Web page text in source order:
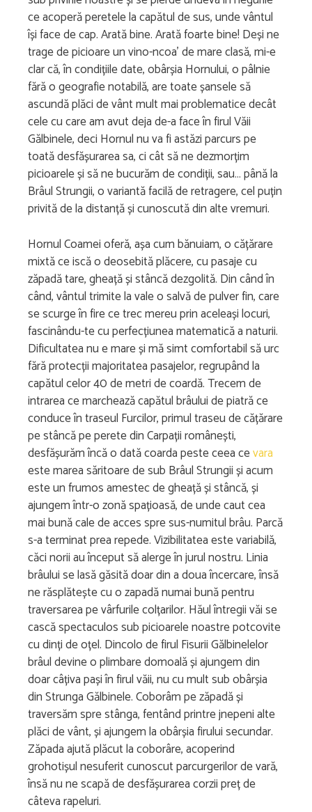
ce acoperă peretele la capătul de sus, unde vântul
își face de cap. Arată bine. Arată foarte bine! Deși ne
trage de picioare un vino-ncoa’ de mare clasă, mi-e
clar că, în condițiile date, obârșia Hornului, o pâlnie
fără o geografie notabilă, are toate șansele să
ascundă plăci de vânt mult mai problematice decât
cele cu care am avut deja de-a face în firul Văii
Gălbinele, deci Hornul nu va fi astăzi parcurs pe
toată desfășurarea sa, ci cât să ne dezmorțim
picioarele și să ne bucurăm de condiții, sau… până la
Brâul Strungii, o variantă facilă de retragere, cel puțin
privită de la distanță și cunoscută din alte vremuri.
Hornul Coamei oferă, așa cum bănuiam, o cățărare
mixtă ce iscă o deosebită plăcere, cu pasaje cu
zăpadă tare, gheață și stâncă dezgolită. Din când în
când, vântul trimite la vale o salvă de pulver fin, care
se scurge în fire ce trec mereu prin aceleași locuri,
fascinându-te cu perfecțiunea matematică a naturii.
Dificultatea nu e mare și mă simt comfortabil să urc
fără protecții majoritatea pasajelor, regrupând la
capătul celor 40 de metri de coardă. Trecem de
intrarea ce marchează capătul brâului de piatră ce
conduce în traseul Furcilor, primul traseu de cățărare
pe stâncă pe perete din Carpații românești,
desfășurăm încă o dată coarda peste ceea cevara
este marea săritoare de sub Brâul Strungii și acum
este un frumos amestec de gheață și stâncă, și
ajungem într-o zonă spațioasă, de unde caut cea
mai bună cale de acces spre sus-numitul brâu. Parcă
s-a terminat prea repede. Vizibilitatea este variabilă,
căci norii au început să alerge în jurul nostru. Linia
brâului se lasă găsită doar din a doua încercare, însă
ne răsplătește cu o zapadă numai bună pentru
traversarea pe vârfurile colțarilor. Hăul întregii văi se
cască spectaculos sub picioarele noastre potcovite
cu dinți de oțel. Dincolo de firul Fisurii Gălbinelelor
brâul devine o plimbare domoală și ajungem din
doar câțiva pași în firul văii, nu cu mult sub obârșia
din Strunga Gălbinele. Coborâm pe zăpadă și
traversăm spre stânga, fentând printre jnepeni alte
plăci de vânt, și ajungem la obârșia firului secundar.
Zăpada ajută plăcut la coborâre, acoperind
grohotișul nesuferit cunoscut parcurgerilor de vară,
însă nu ne scapă de desfășurarea corzii preț de
câteva rapeluri.